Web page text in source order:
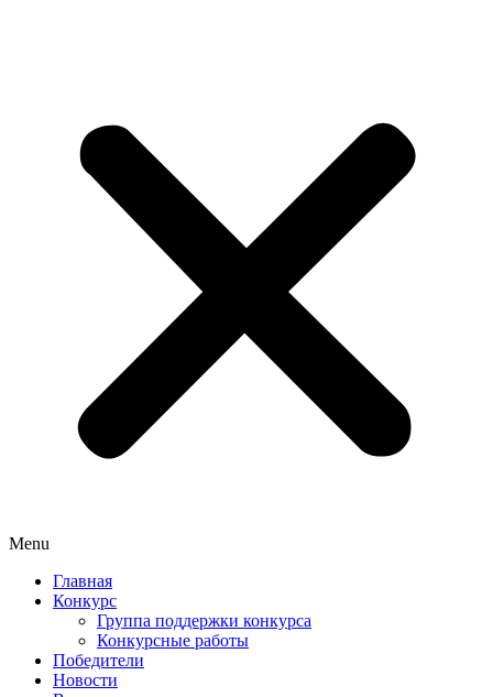
Menu
Главная
Конкурс
Группа поддержки конкурса
Конкурсные работы
Победители
Новости